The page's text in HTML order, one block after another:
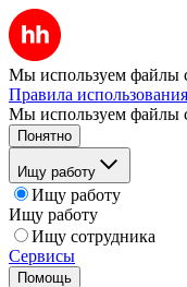
Мы используем файлы
Правила
Мы используем файлы
Понятно
Ищу работу
Ищу работу
Ищу работу
Ищу сотрудника
Сервисы
Помощь